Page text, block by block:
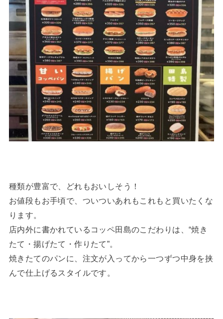
種類が豊富で、どれもおいしそう！
お値段もお手頃で、ついついあれもこれもと買いたくな
ります。
店内外に書かれているコッペ田島のこだわりは、“焼き
たて・揚げたて・作りたて”。
焼きたてのパンに、注文が入ってから一つずつ中身を挟
んで仕上げるスタイルです。